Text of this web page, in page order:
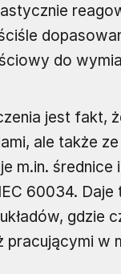
do
jest fakt,
ale także
m.in.
60034.
gdzie
pracującymi w